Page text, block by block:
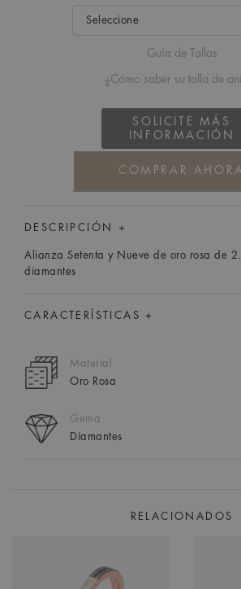
Guía de Tallas
¿Cómo saber su talla de
SOLICITE MÁS
INFORMACIÓN
COMPRAR AHORA
DESCRIPCIÓN +
Alianza Setenta y Nueve de oro rosa de
diamantes
CARACTERÍSTICAS +
Material
Oro Rosa
Gema
Diamantes
RELACIONADOS